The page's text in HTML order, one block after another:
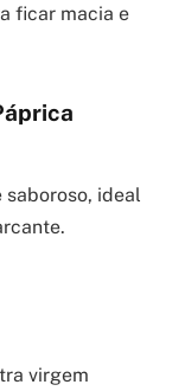
ficar macia e
saboroso, ideal
virgem